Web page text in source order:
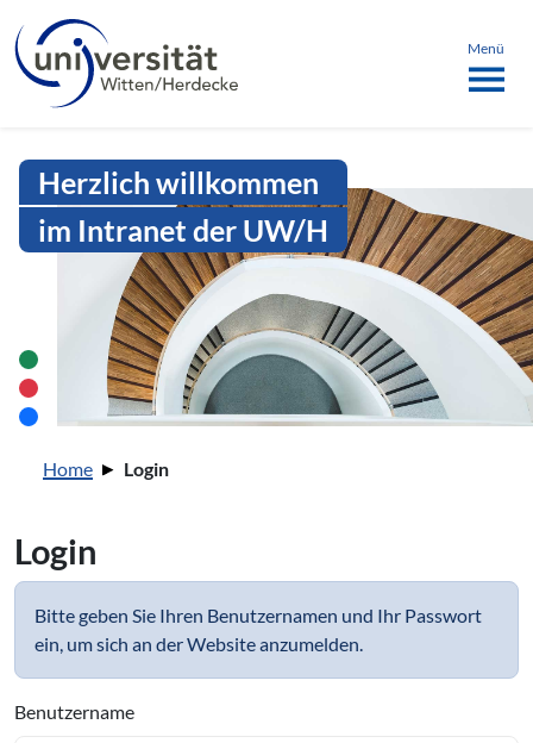
Intranet Uni WH | Login
Menü
Sprachmenü
schließen
Herzlich willkommen
im Intranet der UW/H
Sie sind hier:
Home Login
Login
Bitte geben Sie Ihren Benutzernamen und Ihr Passwort
ein, um sich an der Website anzumelden.
Benutzername